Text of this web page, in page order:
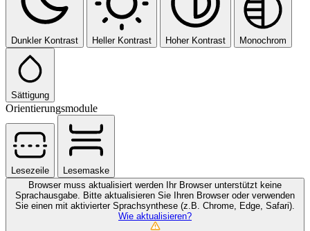
Dunkler Kontrast Heller Kontrast Hoher Kontrast Monochrom
Sättigung
Orientierungsmodule
Lesezeile
Lesemaske
Browser muss aktualisiert werden
Ihr Browser unterstützt keine
Sprachausgabe. Bitte aktualisieren Sie Ihren Browser oder verwenden
Sie einen mit aktivierter Sprachsynthese (z.B. Chrome, Edge, Safari).
Wie aktualisieren?